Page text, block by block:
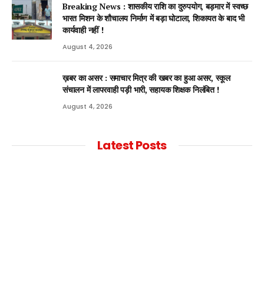
Breaking News : शासकीय राशि का दुरुपयोग, बड़मार में स्वच्छ
भारत मिशन के शौचालय निर्माण में बड़ा घोटाला, शिकायत के बाद भी
कार्यवाही नहीं !
August 4, 2026
ख़बर का असर : समाचार मित्र की खबर का हुआ असर, स्कूल
संचालन में लापरवाही पड़ी भारी, सहायक शिक्षक निलंबित !
August 4, 2026
Latest Posts